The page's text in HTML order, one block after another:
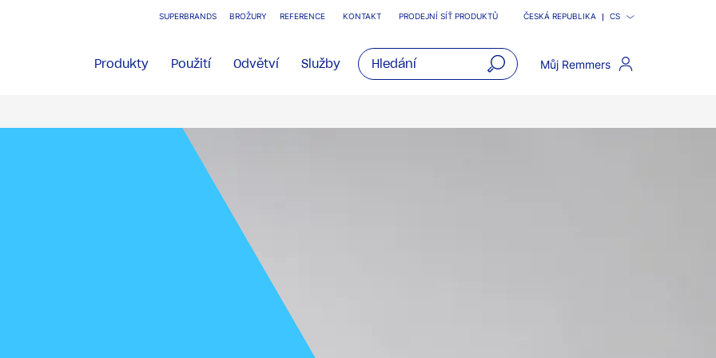
SUPERBRANDS BROŽURY REFERENCE KONTAKT PRODEJNÍ SÍŤ PRODUKTŮ ČESKÁ REPUBLIKA CS
Produkty Použití Odvětví Služby Můj Remmers